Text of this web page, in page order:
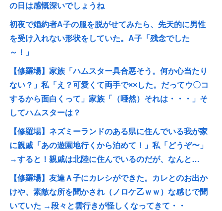
の日は感慨深いでしょうね
初夜で婚約者A子の服を脱がせてみたら、先天的に男性
を受け入れない形状をしていた。A子「残念でした
～！」
【修羅場】家族「ハムスター具合悪そう。何か心当たり
ない？」私「え？可愛くて両手で××した。だってウ〇コ
するから面白くって」家族「（唖然）それは・・・」そ
してハムスターは？
【修羅場】ネズミーランドのある県に住んでいる我が家
に親戚「あの遊園地行くから泊めて！」私「どうぞ〜」
→すると！親戚は北陸に住んでいるのだが、なんと…
【修羅場】友達Ａ子にカレシができた。カレとのお出か
けや、素敵な所を聞かされ（ノロケ乙ｗｗ）な感じで聞
いていた →段々と雲行きが怪しくなってきて・・